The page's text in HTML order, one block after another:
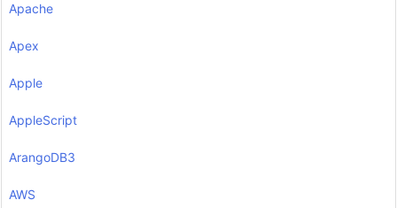
Apache
Apex
Apple
AppleScript
ArangoDB3
AWS